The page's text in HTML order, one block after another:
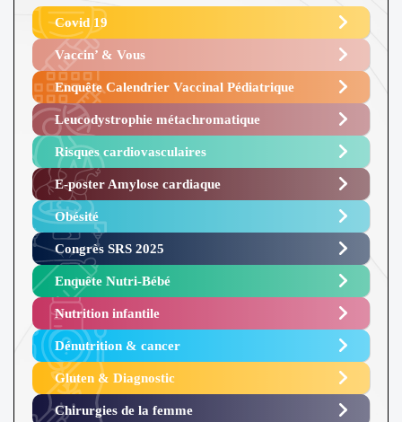
Covid 19
Vaccin’ & Vous
Enquête Calendrier Vaccinal Pédiatrique
Leucodystrophie métachromatique
Risques cardiovasculaires
E-poster Amylose cardiaque ​
Obésité ​
Congrès SRS 2025 ​
Enquête Nutri-Bébé ​
Nutrition infantile
Dénutrition & cancer
Gluten & Diagnostic
Chirurgies de la femme